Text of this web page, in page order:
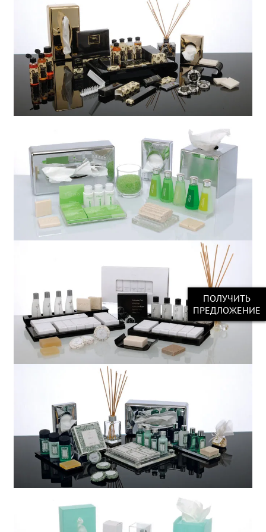
ПОЛУЧИТЬ
ПРЕДЛОЖЕНИЕ